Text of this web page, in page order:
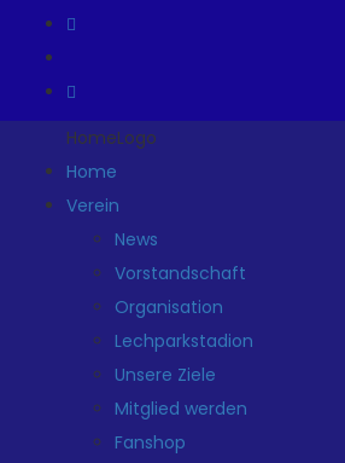
HomeLogo
Home
Verein
News
Vorstandschaft
Organisation
Lechparkstadion
Unsere Ziele
Mitglied werden
Fanshop